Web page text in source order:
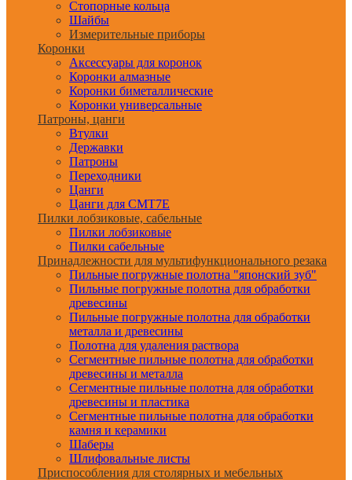
Стопорные кольца
Шайбы
Измерительные приборы
Коронки
Аксессуары для коронок
Коронки алмазные
Коронки биметаллические
Коронки универсальные
Патроны, цанги
Втулки
Державки
Патроны
Переходники
Цанги
Цанги для CMT7E
Пилки лобзиковые, сабельные
Пилки лобзиковые
Пилки сабельные
Принадлежности для мультифункционального резака
Пильные погружные полотна "японский зуб"
Пильные погружные полотна для обработки
древесины
Пильные погружные полотна для обработки
металла и древесины
Полотна для удаления раствора
Сегментные пильные полотна для обработки
древесины и металла
Сегментные пильные полотна для обработки
древесины и пластика
Сегментные пильные полотна для обработки
камня и керамики
Шаберы
Шлифовальные листы
Приспособления для столярных и мебельных